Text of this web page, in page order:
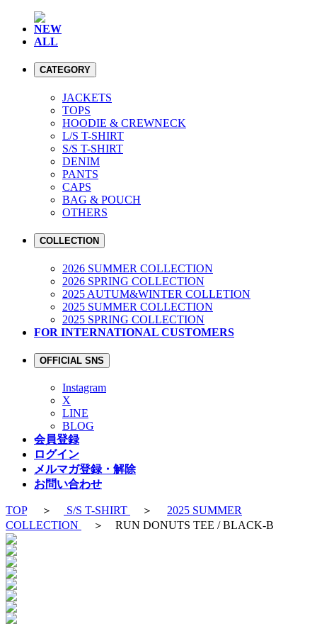
NEW
ALL
CATEGORY
JACKETS
TOPS
HOODIE & CREWNECK
L/S T-SHIRT
S/S T-SHIRT
DENIM
PANTS
CAPS
BAG & POUCH
OTHERS
COLLECTION
2026 SUMMER COLLECTION
2026 SPRING COLLECTION
2025 AUTUM&WINTER COLLETION
2025 SUMMER COLLECTION
2025 SPRING COLLECTION
FOR INTERNATIONAL CUSTOMERS
OFFICIAL SNS
Instagram
X
LINE
BLOG
会員登録
ログイン
メルマガ登録・解除
お問い合わせ
TOP＞ S/S T-SHIRT ＞ 2025 SUMMER
COLLECTION
＞ RUN DONUTS TEE / BLACK-B